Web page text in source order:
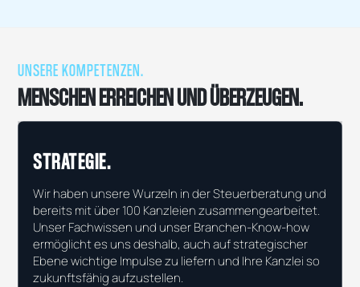
UNSERE KOMPETENZEN.
MENSCHEN ERREICHEN UND ÜBERZEUGEN.
STRATEGIE.
Wir haben unsere Wurzeln in der Steuerberatung und
bereits mit über 100 Kanzleien zusammengearbeitet.
Unser Fachwissen und unser Branchen-Know-how
ermöglicht es uns deshalb, auch auf strategischer
Ebene wichtige Impulse zu liefern und Ihre Kanzlei so
zukunftsfähig aufzustellen.